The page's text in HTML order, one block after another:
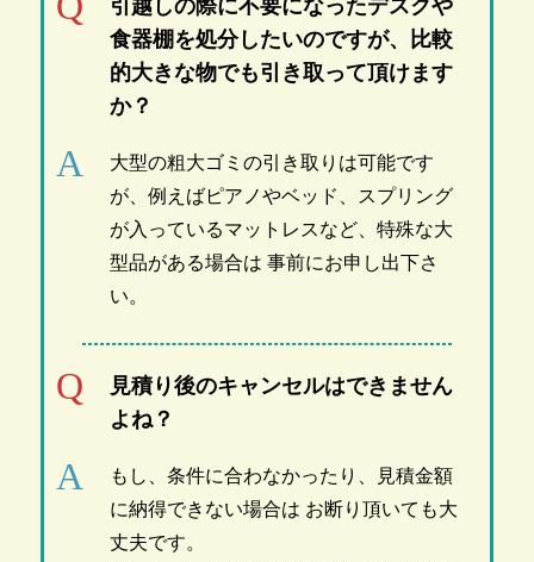
引越しの際に不要になったデスクや
食器棚を処分したいのですが、比較
的大きな物でも引き取って頂けます
か？
大型の粗大ゴミの引き取りは可能です
が、例えばピアノやベッド、スプリング
が入っているマットレスなど、特殊な大
型品がある場合は 事前にお申し出下さ
い。
見積り後のキャンセルはできません
よね？
もし、条件に合わなかったり、見積金額
に納得できない場合は お断り頂いても大
丈夫です。